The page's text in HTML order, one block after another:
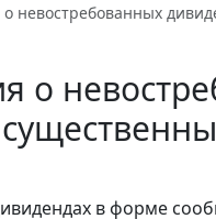
невостребованных
о